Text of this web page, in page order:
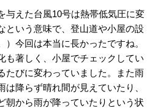
与えた台風10号は熱帯低気圧に変
という意味で、登山道や小屋の設
）今回は本当に長かったですね。
も著しく、小屋でチェックしてい
たびに変わっていました。また雨
は降らず晴れ間が見えていたり、
朝から雨が降っていたりという状